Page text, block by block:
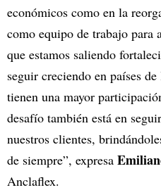
económicos como en la
como equipo de trabajo para
que estamos saliendo
seguir creciendo en países
tienen una mayor
desafío también está en
nuestros clientes,
de siempre”, expresa
Anclaflex.